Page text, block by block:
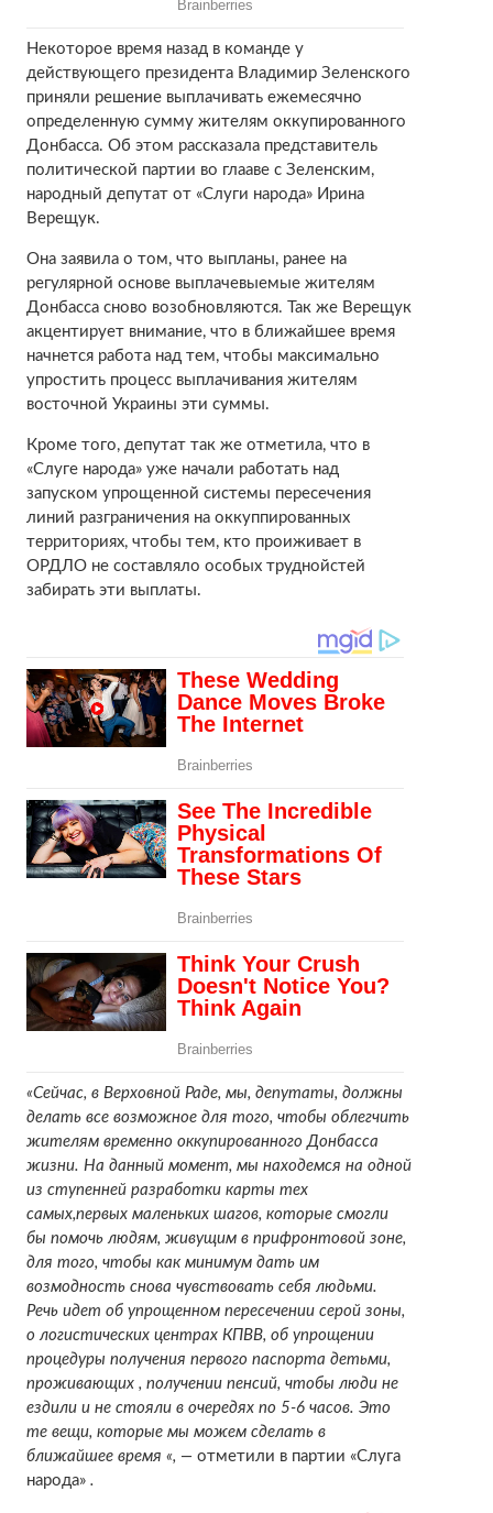
Некоторое время назад в команде у
действующего президента Владимир Зеленского
приняли решение выплачивать ежемесячно
определенную сумму жителям оккупированного
Донбасса. Об этом рассказала представитель
политической партии во глааве с Зеленским,
народный депутат от «Слуги народа» Ирина
Верещук.
Она заявила о том, что выпланы, ранее на
регулярной основе выплачевыемые жителям
Донбасса сново возобновляются. Так же Верещук
акцентирует внимание, что в ближайшее время
начнется работа над тем, чтобы максимально
упростить процесс выплачивания жителям
восточной Украины эти суммы.
Кроме того, депутат так же отметила, что в
«Слуге народа» уже начали работать над
запуском упрощенной системы пересечения
линий разграничения на оккуппированных
территориях, чтобы тем, кто проиживает в
ОРДЛО не составляло особых труднойстей
забирать эти выплаты.
«Сейчас, в Верховной Раде, мы, депутаты, должны
делать все возможное для того, чтобы облегчить
жителям временно оккупированного Донбасса
жизни. На данный момент, мы находемся на одной
из ступенней разработки карты тех
самых,первых маленьких шагов, которые смогли
бы помочь людям, живущим в прифронтовой зоне,
для того, чтобы как минимум дать им
возмодность снова чувствовать себя людьми.
Речь идет об упрощенном пересечении серой зоны,
о логистических центрах КПВВ, об упрощении
процедуры получения первого паспорта детьми,
проживающих , получении пенсий, чтобы люди не
ездили и не стояли в очередях по 5-6 часов. Это
те вещи, которые мы можем сделать в
ближайшее время «, — отметили в партии «Слуга
народа».